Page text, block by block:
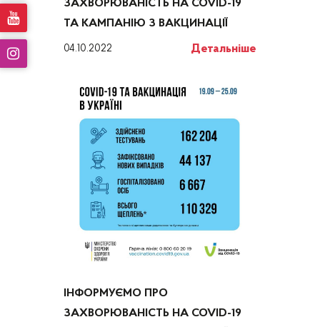
ЗАХВОРЮВАНІСТЬ НА COVID-19
ТА КАМПАНІЮ З ВАКЦИНАЦІЇ
04.10.2022 Детальніше
ІНФОРМУЄМО ПРО
ЗАХВОРЮВАНІСТЬ НА COVID-19